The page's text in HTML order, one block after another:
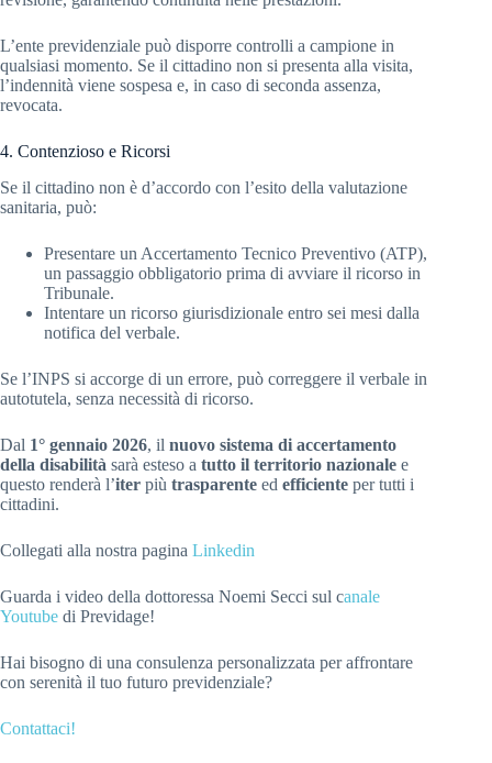
L’ente previdenziale può disporre controlli a campione in
qualsiasi momento. Se il cittadino non si presenta alla visita,
l’indennità viene sospesa e, in caso di seconda assenza,
revocata.
4. Contenzioso e Ricorsi
Se il cittadino non è d’accordo con l’esito della valutazione
sanitaria, può:
Presentare un Accertamento Tecnico Preventivo (ATP),
un passaggio obbligatorio prima di avviare il ricorso in
Tribunale.
Intentare un ricorso giurisdizionale entro sei mesi dalla
notifica del verbale.
Se l’INPS si accorge di un errore, può correggere il verbale in
autotutela, senza necessità di ricorso.
Dal 1° gennaio 2026, il nuovo sistema di accertamento
della disabilità sarà esteso a tutto il territorio nazionale e
questo renderà l’iter più trasparente ed efficiente per tutti i
cittadini.
Collegati alla nostra pagina Linkedin
Guarda i video della dottoressa Noemi Secci sul canale
Youtube di Previdage!
Hai bisogno di una consulenza personalizzata per affrontare
con serenità il tuo futuro previdenziale?
Contattaci!